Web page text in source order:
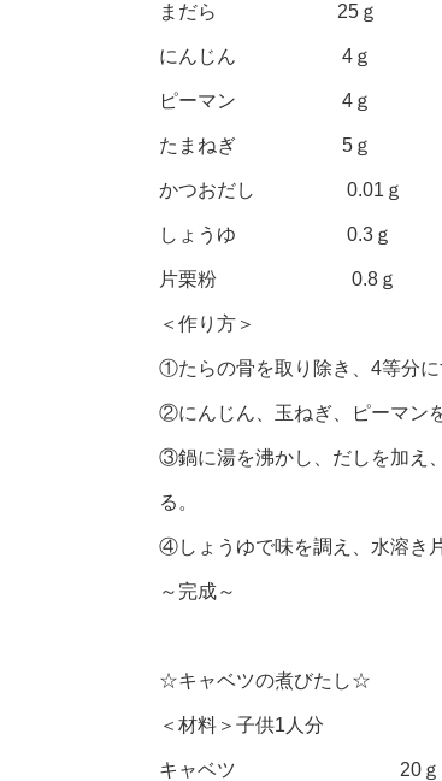
まだら 25ｇ
にんじん 4ｇ
ピーマン 4ｇ
たまねぎ 5ｇ
かつおだし 0.01ｇ
しょうゆ 0.3ｇ
片栗粉 0.8ｇ
＜作り方＞
①たらの骨を取り除き、4等分に
②にんじん、玉ねぎ、ピーマン
③鍋に湯を沸かし、だしを加え
る。
④しょうゆで味を調え、水溶き
～完成～
☆キャベツの煮びたし☆
＜材料＞子供1人分
キャベツ 20ｇ